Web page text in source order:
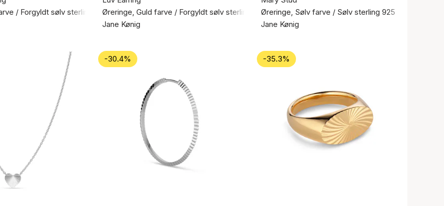
/ Forgyldt sølv sterling 925Øreringe, Guld farve / Forgyldt sølv sterling 925
Jane Kønig
Øreringe, Sølv farve / Sølv sterling 925
Jane Kønig
-30.4% -35.3%